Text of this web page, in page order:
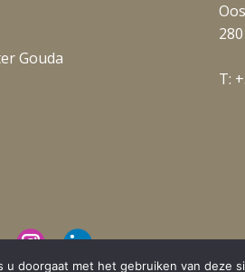
Gouda
T:
doorgaat met het gebruiken van deze